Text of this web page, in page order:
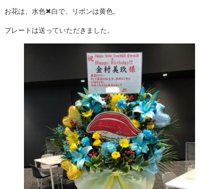
お花は、水色✖白で、リボンは黄色。
プレートは送っていただきました。